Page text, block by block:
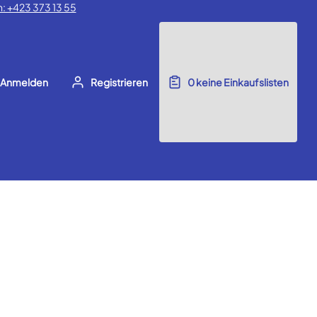
+423 373 13 55
Anmelden Registrieren 0keine Einkaufslisten